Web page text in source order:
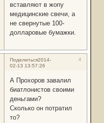
вставляют в жопу
медицинские свечи, а
не свернутые 100-
долларовые бумажки.
Поделиться 4
2014-
02-13 13:57:26
А Прохоров завалил
биатлонистов своими
деньгами?
Сколько он потратил
то?